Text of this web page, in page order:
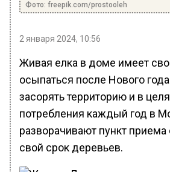
Фото: freepik.com/prostooleh
2 января 2024, 10:56
Живая елка в доме имеет
осыпаться после Нового
засорять территорию и в
потребления каждый год в
разворачивают пункт
свой срок деревьев.